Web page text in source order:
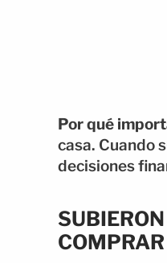
Por qué
casa. Cuando
decisiones